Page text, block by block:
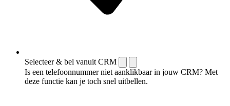
Selecteer & bel vanuit CRM
Is een telefoonnummer niet aanklikbaar in jouw CRM? Met
deze functie kan je toch snel uitbellen.